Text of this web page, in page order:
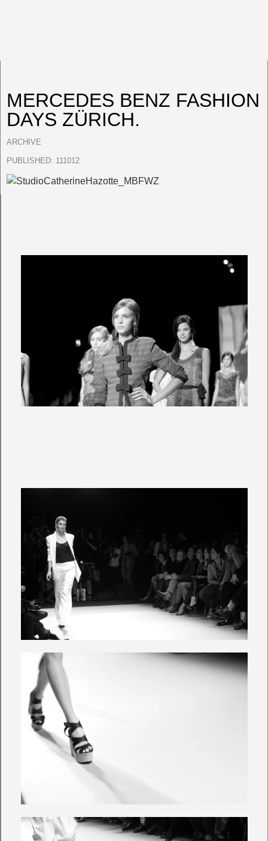
MERCEDES BENZ FASHION
DAYS ZÜRICH.
ARCHIVE
PUBLISHED: 111012